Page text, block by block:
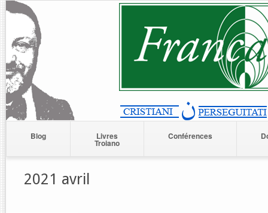
Blog Livres
Troiano
Conférences
2021 avril